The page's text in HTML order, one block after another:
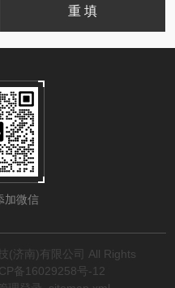
加微信
(济南)有限公司 All Rights
备16029258号-12